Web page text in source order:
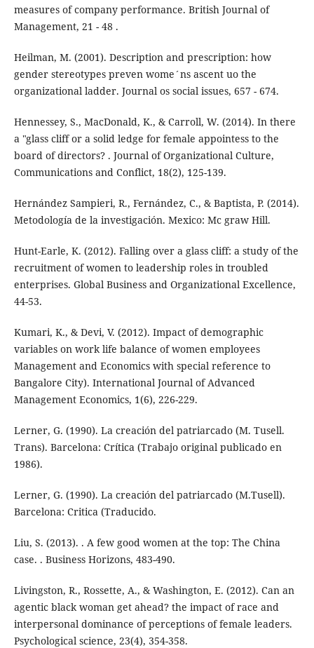
measures of company performance. British Journal of
Management, 21 - 48 .
Heilman, M. (2001). Description and prescription: how
gender stereotypes preven wome´ns ascent uo the
organizational ladder. Journal os social issues, 657 - 674.
Hennessey, S., MacDonald, K., & Carroll, W. (2014). In there
a "glass cliff or a solid ledge for female appointess to the
board of directors? . Journal of Organizational Culture,
Communications and Conflict, 18(2), 125-139.
Hernández Sampieri, R., Fernández, C., & Baptista, P. (2014).
Metodología de la investigación. Mexico: Mc graw Hill.
Hunt-Earle, K. (2012). Falling over a glass cliff: a study of the
recruitment of women to leadership roles in troubled
enterprises. Global Business and Organizational Excellence,
44-53.
Kumari, K., & Devi, V. (2012). Impact of demographic
variables on work life balance of women employees
Management and Economics with special reference to
Bangalore City). International Journal of Advanced
Management Economics, 1(6), 226-229.
Lerner, G. (1990). La creación del patriarcado (M. Tusell.
Trans). Barcelona: Crítica (Trabajo original publicado en
1986).
Lerner, G. (1990). La creación del patriarcado (M.Tusell).
Barcelona: Critica (Traducido.
Liu, S. (2013). . A few good women at the top: The China
case. . Business Horizons, 483-490.
Livingston, R., Rossette, A., & Washington, E. (2012). Can an
agentic black woman get ahead? the impact of race and
interpersonal dominance of perceptions of female leaders.
Psychological science, 23(4), 354-358.